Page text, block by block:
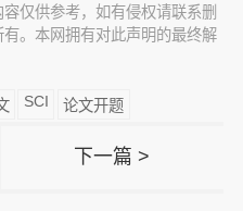
仅供参考，如有侵权请联系删
。本网拥有对此声明的最终解
SCI 论文开题
下一篇 >